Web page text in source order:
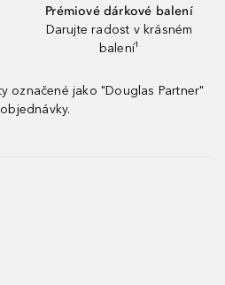
Prémiové dárkové balení
Darujte radost v krásném
balení¹
označené jako "Douglas Partner"